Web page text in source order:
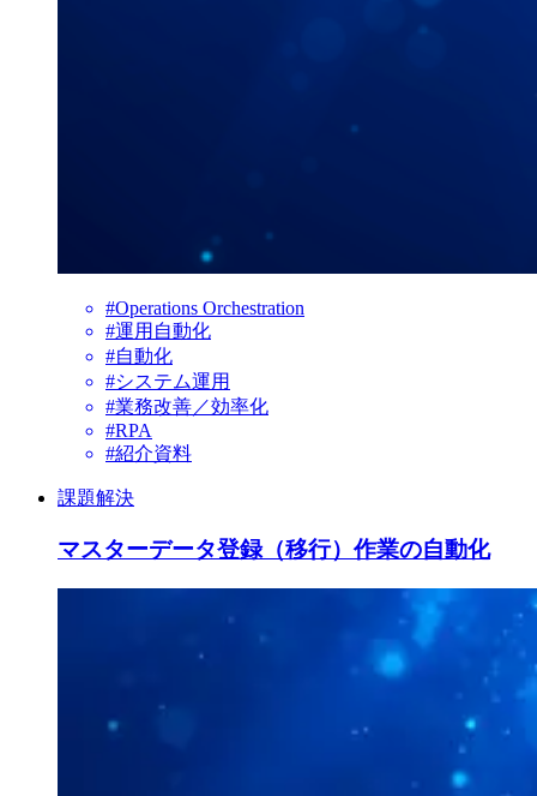
#Operations Orchestration
#運用自動化
#自動化
#システム運用
#業務改善／効率化
#RPA
#紹介資料
課題解決
マスターデータ登録（移行）作業の自動化